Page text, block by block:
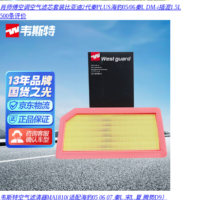
肖师傅空调空气滤芯套装比亚迪2代秦PLUS海豹05/06秦L DM-i插混1.5L
500条评价
韦斯特空气滤清器MA1810(适配海豹05 06 07,秦L,宋L,夏,腾势D9）